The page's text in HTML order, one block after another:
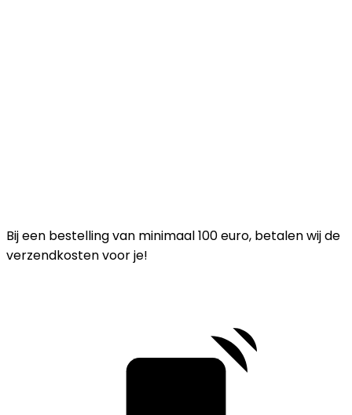
Bij een bestelling van minimaal 100 euro, betalen wij de
verzendkosten voor je!